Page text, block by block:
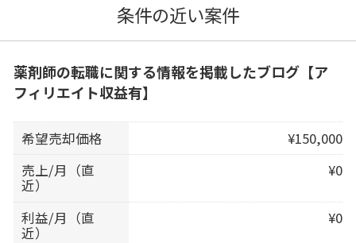
条件の近い案件
薬剤師の転職に関する情報を掲載したブログ【ア
フィリエイト収益有】
希望売却価格
¥150,000
売上/月（直
近）
¥0
利益/月（直
近）
¥0